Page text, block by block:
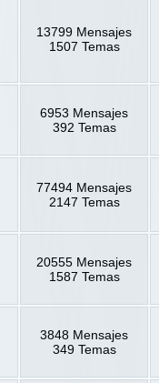
13799 Mensajes
1507 Temas
6953 Mensajes
392 Temas
77494 Mensajes
2147 Temas
20555 Mensajes
1587 Temas
3848 Mensajes
349 Temas